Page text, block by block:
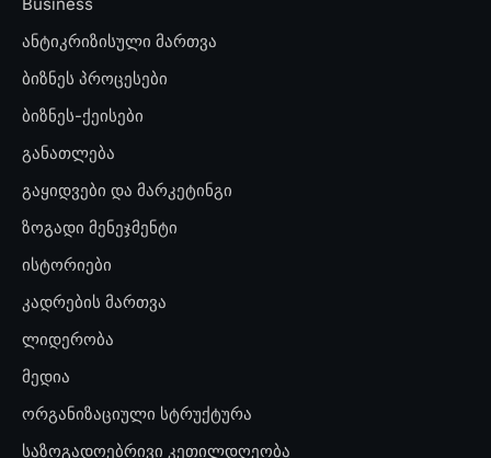
ანტიკრიზისული მართვა
ბიზნეს პროცესები
ბიზნეს-ქეისები
განათლება
გაყიდვები და მარკეტინგი
ზოგადი მენეჯმენტი
ისტორიები
კადრების მართვა
ლიდერობა
მედია
ორგანიზაციული სტრუქტურა
საზოგადოებრივი კეთილდღეობა